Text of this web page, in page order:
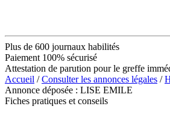
Plus de 600 journaux habilités
Paiement 100% sécurisé
Attestation de parution pour le greffe
Accueil /Consulter les annonces légales /
Annonce déposée : LISE EMILE
Fiches pratiques et conseils